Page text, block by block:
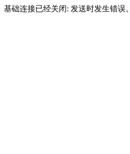
基础连接已经关闭: 发送时发生错误。